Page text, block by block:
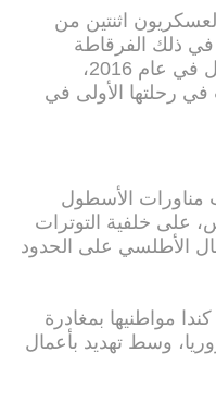
اثنتين من
ذلك الفرقاطة
إيسن، التي انضمت إلى الأسطول في عام 2016،
رحلتها الأولى في
الأسطول
على خلفية التوترات
الأطلسي على الحدود
مواطنيها بمغادرة
وسط تهديد بأعمال